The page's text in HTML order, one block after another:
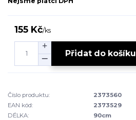
155 Kč/ks
Přidat do košíku
Číslo produktu:
2373560
EAN kód:
2373529
DÉLKA:
90cm